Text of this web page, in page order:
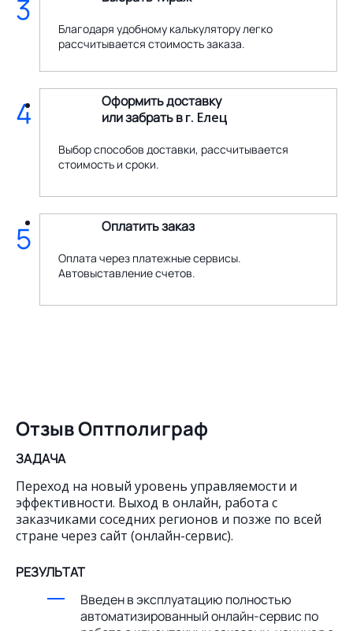
Благодаря удобному калькулятору легко
рассчитывается стоимость заказа.
3
Оформить доставку
или забрать вг. Елец
Выбор способов доставки, рассчитывается
стоимость и сроки.
4
Оплатить заказ
Оплата через платежные сервисы.
Автовыставление счетов.
5
Отзыв Оптполиграф
ЗАДАЧА
Переход на новый уровень управляемости и
эффективности. Выход в онлайн, работа с
заказчиками соседних регионов и позже по всей
стране через сайт (онлайн-сервис).
РЕЗУЛЬТАТ
Введен в эксплуатацию полностью
автоматизированный онлайн-сервис по